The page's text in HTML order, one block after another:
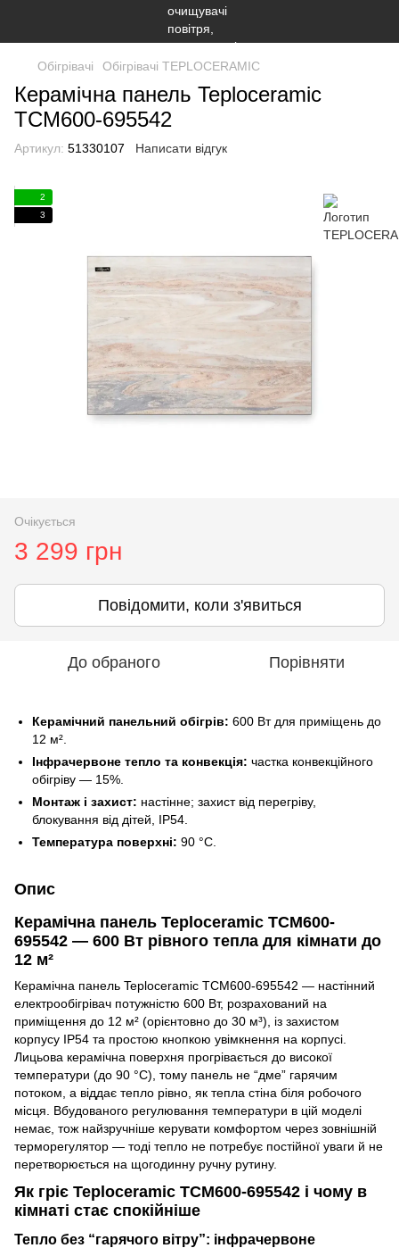
Обігрівачі Обігрівачі TEPLOCERAMIC
Керамічна панель Teploceramic
TCM600-695542
Артикул: 51330107 Написати відгук
2
3
Очікується
3 299 грн
Повідомити, коли з'явиться
До обраного Порівняти
Керамічний панельний обігрів: 600 Вт для приміщень до
12 м².
Інфрачервоне тепло та конвекція: частка конвекційного
обігріву — 15%.
Монтаж і захист: настінне; захист від перегріву,
блокування від дітей, IP54.
Температура поверхні: 90 °C.
Опис
Керамічна панель Teploceramic TCM600-
695542 — 600 Вт рівного тепла для кімнати до
12 м²
Керамічна панель Teploceramic TCM600-695542 — настінний
електрообігрівач потужністю 600 Вт, розрахований на
приміщення до 12 м² (орієнтовно до 30 м³), із захистом
корпусу IP54 та простою кнопкою увімкнення на корпусі.
Лицьова керамічна поверхня прогрівається до високої
температури (до 90 °C), тому панель не “дме” гарячим
потоком, а віддає тепло рівно, як тепла стіна біля робочого
місця. Вбудованого регулювання температури в цій моделі
немає, тож найзручніше керувати комфортом через зовнішній
терморегулятор — тоді тепло не потребує постійної уваги й не
перетворюється на щогодинну ручну рутину.
Як гріє Teploceramic TCM600-695542 і чому в
кімнаті стає спокійніше
Тепло без “гарячого вітру”: інфрачервоне